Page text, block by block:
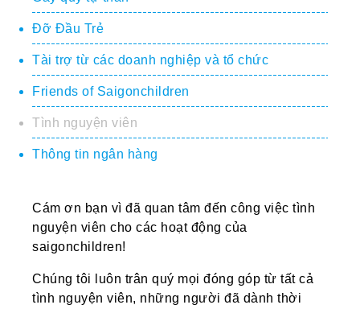
Đỡ Đầu Trẻ
Tài trợ từ các doanh nghiệp và tổ chức
Friends of Saigonchildren
Tình nguyện viên
Thông tin ngân hàng
Cám ơn bạn vì đã quan tâm đến công việc tình
nguyện viên cho các hoạt động của
saigonchildren!
Chúng tôi luôn trân quý mọi đóng góp từ tất cả
tình nguyện viên, những người đã dành thời